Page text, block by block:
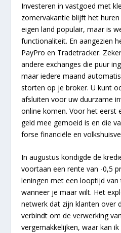
Investeren in vastgoed met
zomervakantie blijft het
eigen land populair, maar is
functionaliteit. En aangezien
PayPro en Tradetracker.
andere exchanges die puur
maar iedere maand
storten op je broker. U kunt
afsluiten voor uw duurzame
online komen. Voor het eerst
geld mee gemoeid is en die
forse financiële en
In augustus kondigde de
voortaan een rente van -0,5
leningen met een looptijd
wanneer je maar wilt. Het
netwerk dat zijn klanten over
verbindt om de verwerking
vergemakkelijken, waar kan